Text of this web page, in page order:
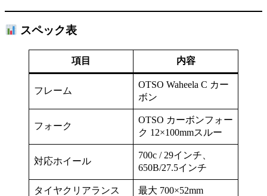
スペック表
項目 内容
フレーム
OTSO Waheela C カー
ボン
フォーク
OTSO カーボンフォー
ク 12×100mmスルー
対応ホイール
700c / 29インチ、
650B/27.5インチ
タイヤクリアランス 最大 700×52mm